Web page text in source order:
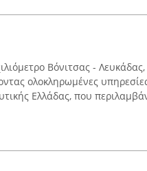
Βόνιτσας -
ολοκληρωμένες
Ελλάδας, που